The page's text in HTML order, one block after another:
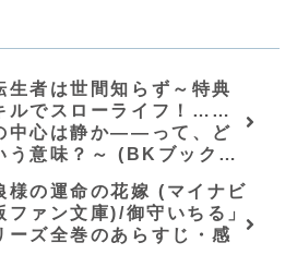
生者は世間知らず～特典
ルでスローライフ！……
中心は静か――って、ど
う意味？～ (BKブック
じ・感想
様の運命の花嫁 (マイナビ
ファン文庫)/御守いちる」
ーズ全巻のあらすじ・感